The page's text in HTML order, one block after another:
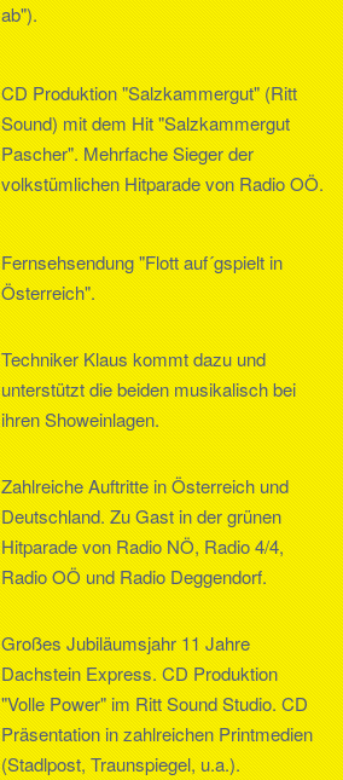
ab").
CD Produktion "Salzkammergut" (Ritt
Sound) mit dem Hit "Salzkammergut
Pascher". Mehrfache Sieger der
volkstümlichen Hitparade von Radio OÖ.
Fernsehsendung "Flott auf´gspielt in
Österreich".
Techniker Klaus kommt dazu und
unterstützt die beiden musikalisch bei
ihren Showeinlagen.
Zahlreiche Auftritte in Österreich und
Deutschland. Zu Gast in der grünen
Hitparade von Radio NÖ, Radio 4/4,
Radio OÖ und Radio Deggendorf.
Großes Jubiläumsjahr 11 Jahre
Dachstein Express. CD Produktion
"Volle Power" im Ritt Sound Studio. CD
Präsentation in zahlreichen Printmedien
(Stadlpost, Traunspiegel, u.a.).